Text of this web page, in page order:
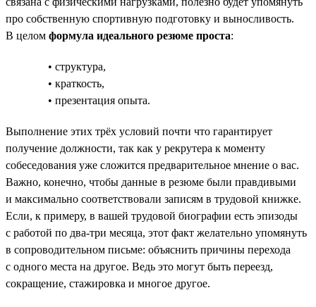
про собственную спортивную подготовку и выносливость.
В целом формула идеального резюме проста:
• структура,
• краткость,
• презентация опыта.
Выполнение этих трёх условий почти что гарантирует
получение должности, так как у рекрутера к моменту
собеседования уже сложится предварительное мнение о вас.
Важно, конечно, чтобы данные в резюме были правдивыми
и максимально соответствовали записям в трудовой книжке.
Если, к примеру, в вашей трудовой биографии есть эпизоды
с работой по два-три месяца, этот факт желательно упомянуть
в сопроводительном письме: объяснить причины перехода
с одного места на другое. Ведь это могут быть переезд,
сокращение, стажировка и многое другое.